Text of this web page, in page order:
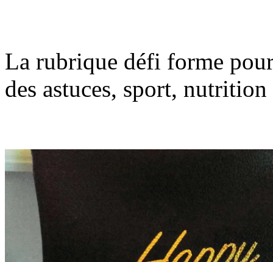
La rubrique défi forme
des astuces, sport,